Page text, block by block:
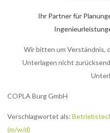
Ihr Partner für
Wir bitten um Verständnis,
Unterlagen nicht
COPLA Burg GmbH
Verschlagwortet als:
(m/w/d)